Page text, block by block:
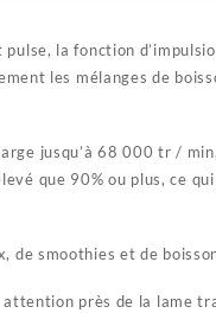
la fonction
les mélanges de
jusqu’à 68 000 tr /
que 90% ou plus, ce
smoothies et de
près de la lame